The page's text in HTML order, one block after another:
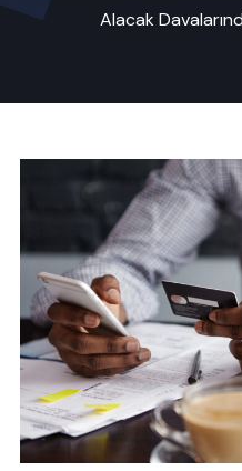
Alacak